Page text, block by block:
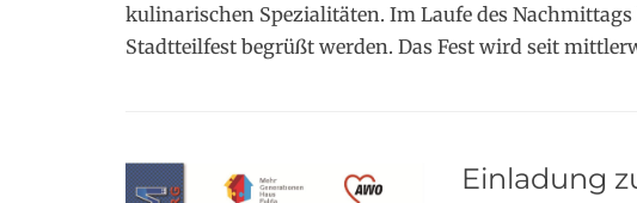
kulinarischen Spezialitäten. Im Laufe des Nachmittags
Stadtteilfest begrüßt werden. Das Fest wird seit
Einladung